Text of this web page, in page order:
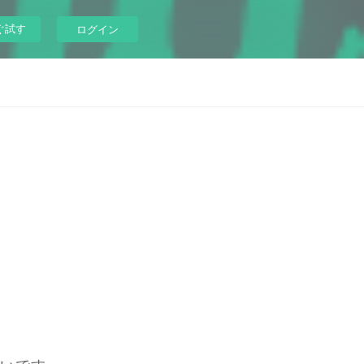
試す ログイン